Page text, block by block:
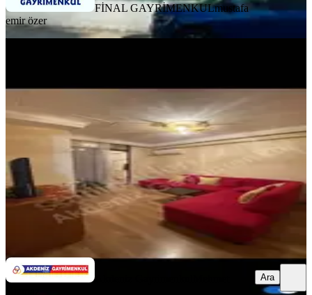
FİNAL GAYRİMENKULmustafa
emir özer
Seyhan, Reşatbey Mahallesi
1+1·55 m² ·5. Kat·06.08.2026
22.000 ₺
Akdeniz Gayrimenkul Mehmet Kızmaz
Ara